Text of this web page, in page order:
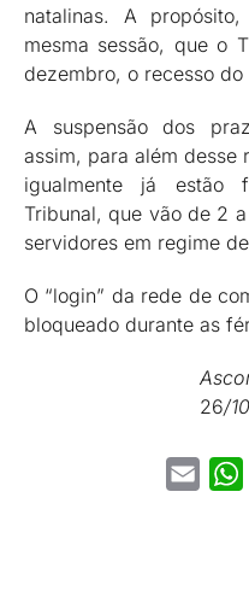
natalinas. A
mesma sessão, que o
dezembro, o recesso do
A suspensão dos
assim, para além desse
igualmente já estão
Tribunal, que vão de 2
servidores em regime
O “login” da rede de
bloqueado durante as
26/
Email